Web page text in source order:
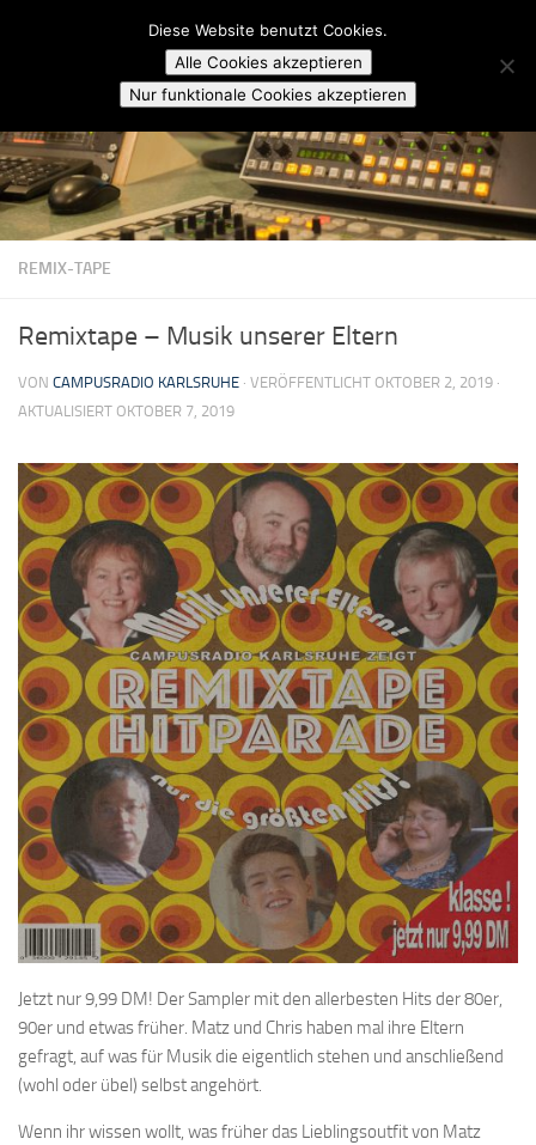
Skip to content
Campusradio Karlsruhe
REMIX-TAPE
Remixtape – Musik unserer Eltern
VON CAMPUSRADIO KARLSRUHE · VERÖFFENTLICHT OKTOBER 2, 2019 ·
AKTUALISIERT OKTOBER 7, 2019
Jetzt nur 9,99 DM! Der Sampler mit den allerbesten Hits der 80er,
90er und etwas früher. Matz und Chris haben mal ihre Eltern
gefragt, auf was für Musik die eigentlich stehen und anschließend
(wohl oder übel) selbst angehört.
Wenn ihr wissen wollt, was früher das Lieblingsoutfit von Matz
Diese Website benutzt Cookies.
Alle Cookies akzeptieren
Nur funktionale Cookies akzeptieren